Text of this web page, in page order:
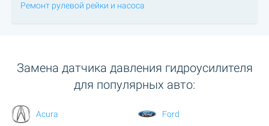
Ремонт рулевой рейки и насоса
Замена датчика давления гидроусилителя
для популярных авто:
Acura Ford